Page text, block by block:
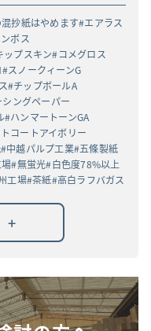
抄紙はやめます エアラス
ボス
ップスキン コメグロス
スノークィーンG
チップボールA
シングペーパー
ハンマートーンGA
コートアイボリー
中越パルプ工業 五條製紙
無蛍光 白色度78%以上
工場 茶紙 高白ラフバガス
+